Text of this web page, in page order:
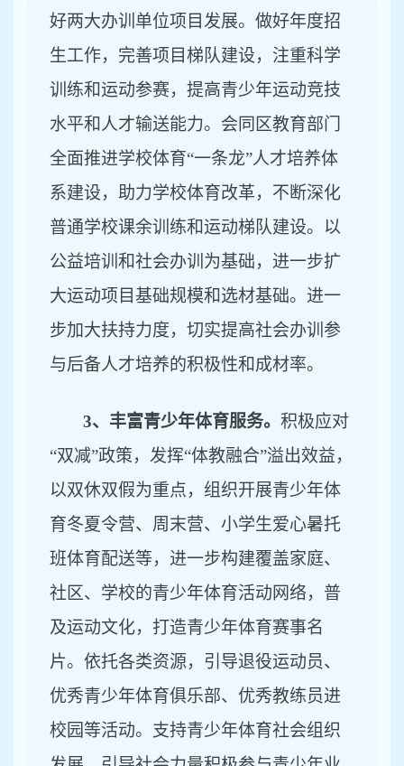
好两大办训单位项目发展。做好年度招
生工作，完善项目梯队建设，注重科学
训练和运动参赛，提高青少年运动竞技
水平和人才输送能力。会同区教育部门
全面推进学校体育“一条龙”人才培养体
系建设，助力学校体育改革，不断深化
普通学校课余训练和运动梯队建设。以
公益培训和社会办训为基础，进一步扩
大运动项目基础规模和选材基础。进一
步加大扶持力度，切实提高社会办训参
与后备人才培养的积极性和成材率。
3、丰富青少年体育服务。 积极应对
“双减”政策，发挥“体教融合”溢出效益，
以双休双假为重点，组织开展青少年体
育冬夏令营、周末营、小学生爱心暑托
班体育配送等，进一步构建覆盖家庭、
社区、学校的青少年体育活动网络，普
及运动文化，打造青少年体育赛事名
片。依托各类资源，引导退役运动员、
优秀青少年体育俱乐部、优秀教练员进
校园等活动。支持青少年体育社会组织